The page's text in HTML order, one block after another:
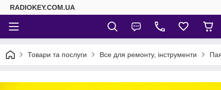
RADIOKEY.COM.UA
Товари та послуги Все для ремонту, інструменти